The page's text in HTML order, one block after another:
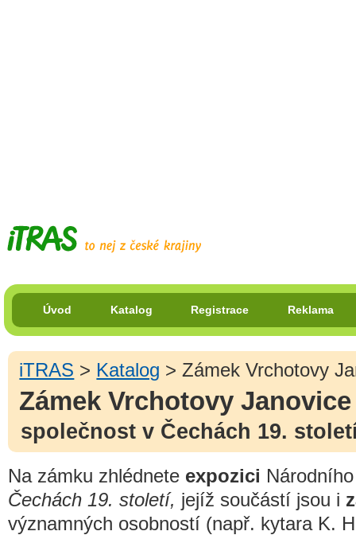
Úvod Katalog Registrace Reklama
iTRAS > Katalog > Zámek Vrchotovy
Zámek Vrchotovy Janovice
společnost v Čechách 19.
Na zámku zhlédnete expozici
Čechách 19. století, jejíž součástí jsou i
významných osobností (např. kytara K.